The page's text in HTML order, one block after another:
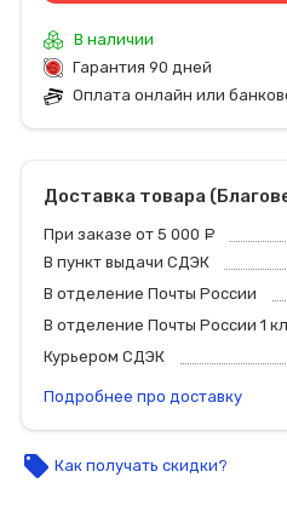
В наличии
Гарантия 90 дней
Оплата онлайн или
Доставка товара
При заказе от 5 000
В пункт выдачи СДЭК
В отделение Почты России
В отделение Почты России 1
Курьером СДЭК
Подробнее про доставку
local_offer Как получать скидки?